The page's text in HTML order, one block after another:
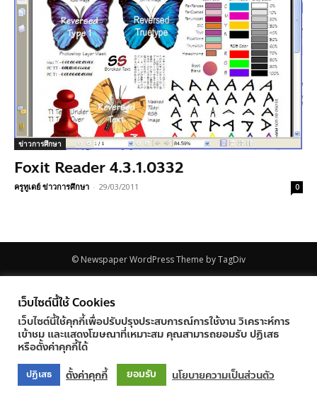
ข่าวการศึกษา
Foxit Reader 4.3.1.0332
ครูทูเดย์ ข่าวการศึกษา - 29/03/2011 0
© Newspaper WordPress Theme by TagDiv
เว็บไซต์นี้ใช้ Cookies
เว็บไซต์นี้ใช้คุกกี้เพื่อปรับปรุงประสบการณ์การใช้งาน วิเคราะห์การ
เข้าชม และแสดงโฆษณาที่เหมาะสม คุณสามารถยอมรับ ปฏิเสธ
หรือตั้งค่าคุกกี้ได้
ปฏิเสธ ตั้งค่าคุกกี้ ยอมรับ นโยบายความเป็นส่วนตัว